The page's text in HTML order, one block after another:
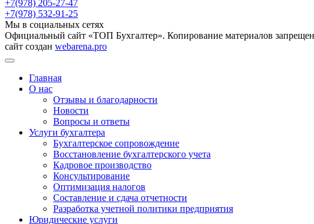
+7(978) 205-27-47
+7(978) 532-91-25
Мы в социальных сетях
Официальный сайт «ТОП Бухгалтер». Копирование материалов
сайт создан webarena.pro
Главная
О нас
Отзывы и благодарности
Новости
Вопросы и ответы
Услуги бухгалтера
Бухгалтерское сопровождение
Восстановление бухгалтерского учета
Кадровое производство
Консультирование
Оптимизация налогов
Составление и сдача отчетности
Разработка учетной политики предприятия
Юридические услуги